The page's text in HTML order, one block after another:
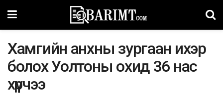
Хамгийн анхны зургаан ихэр
болох Уолтоны охид 36 нас
хүрчээ